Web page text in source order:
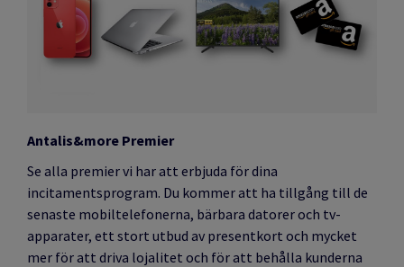
Antalis&more Premier
Se alla premier vi har att erbjuda för dina
incitamentsprogram. Du kommer att ha tillgång till de
senaste mobiltelefonerna, bärbara datorer och tv-
apparater, ett stort utbud av presentkort och mycket
mer för att driva lojalitet och för att behålla kunderna